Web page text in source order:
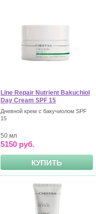
Line Repair Nutrient Bakuchiol
Day Cream SPF 15
Дневной крем с бакучиолом SPF
15
50 мл
5150 руб.
КУПИТЬ